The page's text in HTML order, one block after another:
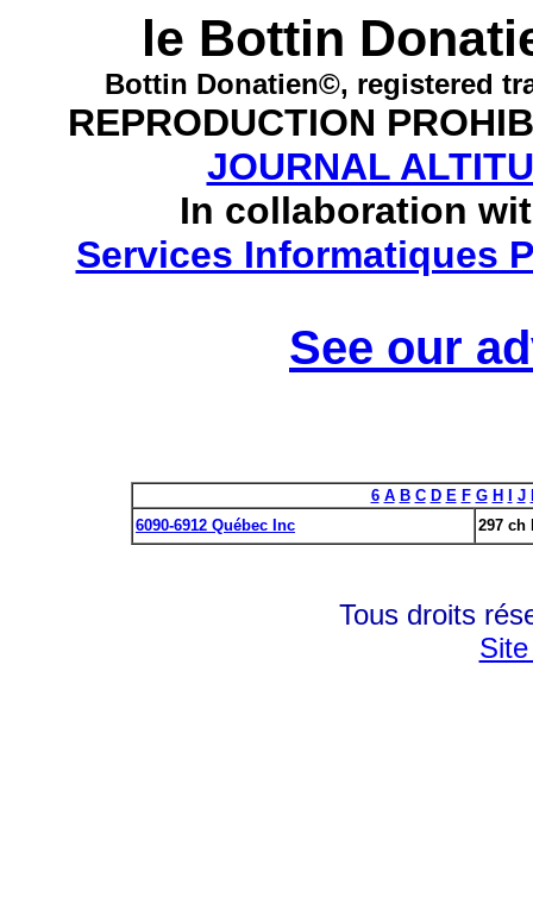
le Bottin
Bottin Donatien©, registered
REPRODUCTION
JOURNAL
In collaboration
Services Informatiques
See our
6 A B C D E F G H J
6090-6912 Québec Inc
297 ch
Tous droits